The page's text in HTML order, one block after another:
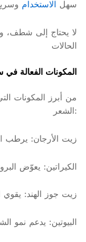
سهل الاستخدام
لا يحتاج إلى شطف،
الحالات
المكونات الفعالة في
من أبرز المكونات
الشعر:
زيت الأرجان: يرطب
الكيراتين: يعوّض
زيت جوز الهند: يقوي
البيوتين: يدعم نمو